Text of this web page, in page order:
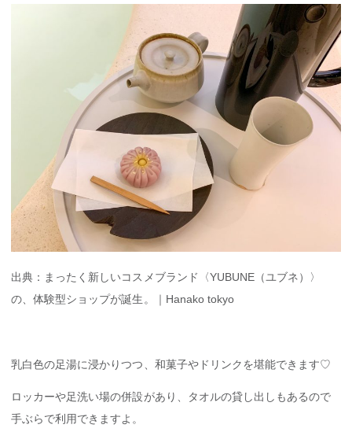
出典：まったく新しいコスメブランド〈YUBUNE（ユブネ）〉
の、体験型ショップが誕生。｜Hanako tokyo
乳白色の足湯に浸かりつつ、和菓子やドリンクを堪能できます♡
ロッカーや足洗い場の併設があり、タオルの貸し出しもあるので
手ぶらで利用できますよ。